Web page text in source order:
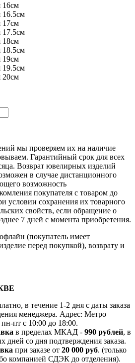
16см
16.5см
17см
17.5см
18см
18.5см
19см
19.5см
20см
мы проверяем их на наличие
Гарантийный срок для всех
Возврат ювелирных изделий
в случае дистанционного
возможность
покупателя с товаром до
условии сохранения их товарного
свойств, если обращение о
7 дней с момента приобретения.
(покупатель имеет
перед покупкой), возврату и
в течение 1-2 дня с даты заказа
менеджера. Адрес: Метро
пн-пт с 10:00 до 18:00.
в пределах МКАД - 990 рублей, в
дней со дня подтверждения заказа.
при заказе от 20 000 руб. (только
компанией СДЭК до отделения).